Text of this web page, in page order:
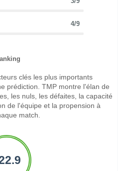
4/9
clés les plus importants
prédiction. TMP montre l'élan de
les nuls, les défaites, la capacité
de l'équipe et la propension à
match.